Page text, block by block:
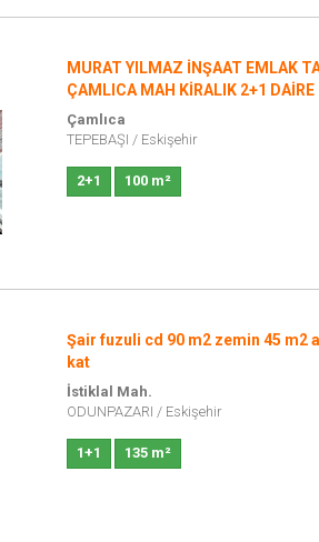
MURAT YILMAZ İNŞAAT EMLAK
ÇAMLICA MAH KİRALIK 2+1 DAİRE
Çamlıca
TEPEBAŞI / Eskişehir
2+1 100 m²
Şair fuzuli cd 90 m2 zemin 45 m2
kat
İstiklal Mah.
ODUNPAZARI / Eskişehir
1+1 135 m²